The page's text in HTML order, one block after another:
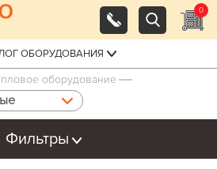
0
ОБОРУДОВАНИЯ
оборудование
Фильтры